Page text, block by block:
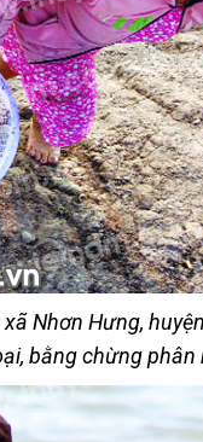
Nhơn Hưng,
bằng chừng